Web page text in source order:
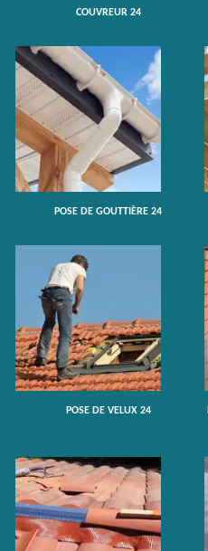
COUVREUR 24
POSE DE GOUTTIÈRE 24
POSE DE VELUX 24